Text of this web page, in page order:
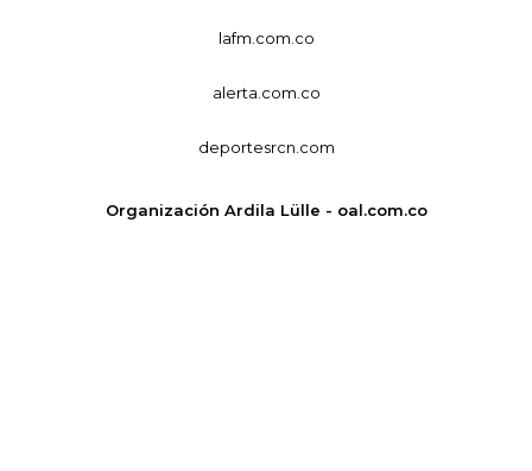
lafm.com.co
alerta.com.co
deportesrcn.com
Organización Ardila Lülle - oal.com.co